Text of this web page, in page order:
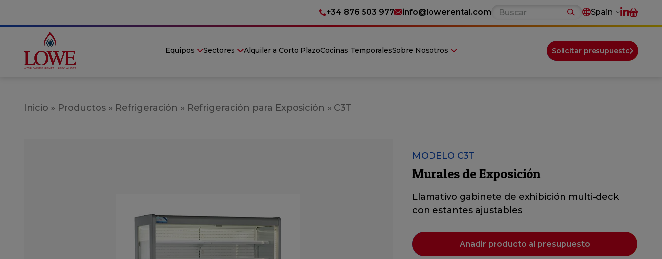
+34 876 503 977 info@lowerental.com Spain
Equipos Sectores Alquiler a Corto PlazoCocinas TemporalesSobre Nosotros Solicitar presupuesto
Inicio » Productos » Refrigeración » Refrigeración para Exposición » C3T
MODELO C3T
Murales de Exposición
Llamativo gabinete de exhibición multi-deck
con estantes ajustables
Añadir producto al presupuesto